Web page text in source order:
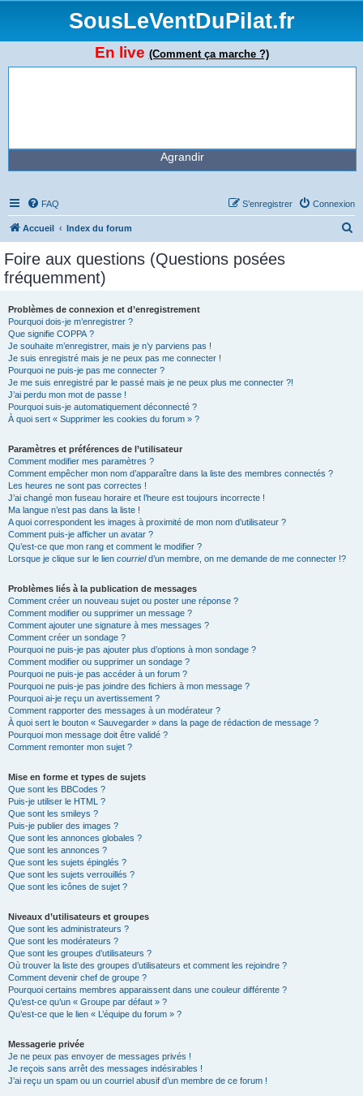
SousLeVentDuPilat.fr
En live (Comment ça marche ?)
Agrandir
FAQ Connexion
S’enregistrer
Accueil Index du forum
Foire aux questions (Questions posées
fréquemment)
Problèmes de connexion et d’enregistrement
Pourquoi dois-je m’enregistrer ?
Que signifie COPPA ?
Je souhaite m’enregistrer, mais je n’y parviens pas !
Je suis enregistré mais je ne peux pas me connecter !
Pourquoi ne puis-je pas me connecter ?
Je me suis enregistré par le passé mais je ne peux plus me connecter ?!
J’ai perdu mon mot de passe !
Pourquoi suis-je automatiquement déconnecté ?
À quoi sert « Supprimer les cookies du forum » ?
Paramètres et préférences de l’utilisateur
Comment modifier mes paramètres ?
Comment empêcher mon nom d’apparaître dans la liste des membres connectés ?
Les heures ne sont pas correctes !
J’ai changé mon fuseau horaire et l’heure est toujours incorrecte !
Ma langue n’est pas dans la liste !
A quoi correspondent les images à proximité de mon nom d’utilisateur ?
Comment puis-je afficher un avatar ?
Qu’est-ce que mon rang et comment le modifier ?
Lorsque je clique sur le lien courrield’un membre, on me demande de me connecter !?
Problèmes liés à la publication de messages
Comment créer un nouveau sujet ou poster une réponse ?
Comment modifier ou supprimer un message ?
Comment ajouter une signature à mes messages ?
Comment créer un sondage ?
Pourquoi ne puis-je pas ajouter plus d’options à mon sondage ?
Comment modifier ou supprimer un sondage ?
Pourquoi ne puis-je pas accéder à un forum ?
Pourquoi ne puis-je pas joindre des fichiers à mon message ?
Pourquoi ai-je reçu un avertissement ?
Comment rapporter des messages à un modérateur ?
À quoi sert le bouton « Sauvegarder » dans la page de rédaction de message ?
Pourquoi mon message doit être validé ?
Comment remonter mon sujet ?
Mise en forme et types de sujets
Que sont les BBCodes ?
Puis-je utiliser le HTML ?
Que sont les smileys ?
Puis-je publier des images ?
Que sont les annonces globales ?
Que sont les annonces ?
Que sont les sujets épinglés ?
Que sont les sujets verrouillés ?
Que sont les icônes de sujet ?
Niveaux d’utilisateurs et groupes
Que sont les administrateurs ?
Que sont les modérateurs ?
Que sont les groupes d’utilisateurs ?
Où trouver la liste des groupes d’utilisateurs et comment les rejoindre ?
Comment devenir chef de groupe ?
Pourquoi certains membres apparaissent dans une couleur différente ?
Qu’est-ce qu’un « Groupe par défaut » ?
Qu’est-ce que le lien « L’équipe du forum » ?
Messagerie privée
Je ne peux pas envoyer de messages privés !
Je reçois sans arrêt des messages indésirables !
J’ai reçu un spam ou un courriel abusif d’un membre de ce forum !